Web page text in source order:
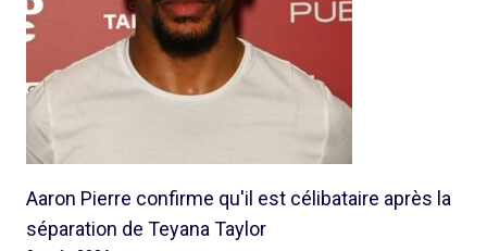
Aaron Pierre confirme qu'il est célibataire après la
séparation de Teyana Taylor